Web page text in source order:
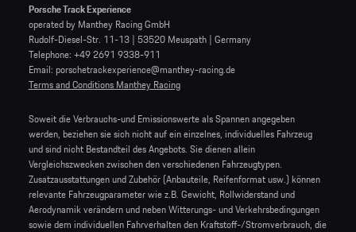
Porsche Track Experience
operated by Manthey Racing GmbH
Rudolf-Diesel-Str. 11-13 | 53520 Meuspath | Germany
Telephone: +49 2691 9338-911
Email: porschetrackexperience@manthey-racing.de
Terms and Conditions Manthey Racing
Soweit die Verbrauchs-und Emissionswerte als Spannen angegeben
werden, beziehen sie sich nicht auf ein einzelnes, individuelles Fahrzeug
und sind nicht Bestandteil des Angebots. Sie dienen allein
Vergleichszwecken zwischen den verschiedenen Fahrzeugtypen.
Zusatzausstattungen und Zubehör (Anbauteile, Reifenformat usw.) können
relevante Fahrzeugparameter wie z.B. Gewicht, Rollwiderstand und
Aerodynamik verändern und neben Witterungs- und Verkehrsbedingungen
sowie dem individuellen Fahrverhalten den Kraftstoff-/Stromverbrauch, die